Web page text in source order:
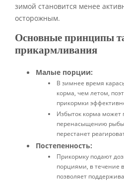
зимой становится менее
осторожным.
Основные принципы
прикармливания
Малые порции:
В зимнее время
корма, чем летом,
прикормки
Избыток корма может
перенасыщению
перестанет
Постепенность:
Прикормку подают
порциями, в течение
позволяет